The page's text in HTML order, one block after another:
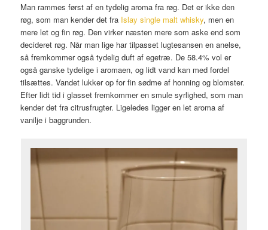
Man rammes først af en tydelig aroma fra røg. Det er ikke den
røg, som man kender det fra Islay single malt whisky, men en
mere let og fin røg. Den virker næsten mere som aske end som
decideret røg. Når man lige har tilpasset lugtesansen en anelse,
så fremkommer også tydelig duft af egetræ. De 58.4% vol er
også ganske tydelige i aromaen, og lidt vand kan med fordel
tilsættes. Vandet lukker op for fin sødme af honning og blomster.
Efter lidt tid i glasset fremkommer en smule syrlighed, som man
kender det fra citrusfrugter. Ligeledes ligger en let aroma af
vanilje i baggrunden.